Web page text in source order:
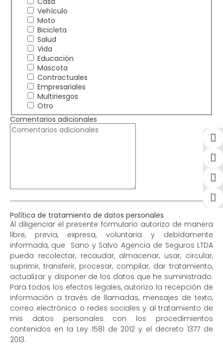
Vehículo
Moto
Bicicleta
Salud
Vida
Educación
Mascota
Contractuales
Empresariales
Multiriesgos
Otro
Comentarios adicionales
Política de tratamiento de datos personales
Al diligenciar el presente formulario autorizo de manera
libre, previa, expresa, voluntaria y debidamente
informada, que Sano y Salvo Agencia de Seguros LTDA
pueda recolectar, recaudar, almacenar, usar, circular,
suprimir, transferir, procesar, compilar, dar tratamiento,
actualizar y disponer de los datos que he suministrado.
Para todos los efectos legales, autorizo la recepción de
información a través de llamadas, mensajes de texto,
correo electrónico o redes sociales y al tratamiento de
mis datos personales con los procedimientos
contenidos en la Ley 1581 de 2012 y el decreto 1377 de
2013.